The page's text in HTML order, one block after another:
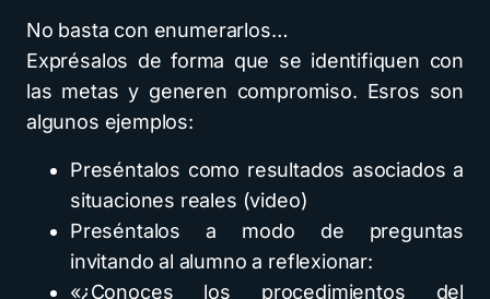
No basta con enumerarlos…
Exprésalos de forma que se identifiquen con
las metas y generen compromiso. Esros son
algunos ejemplos:
Preséntalos como resultados asociados a
situaciones reales (video)
Preséntalos a modo de preguntas
invitando al alumno a reflexionar:
«¿Conoces los procedimientos del